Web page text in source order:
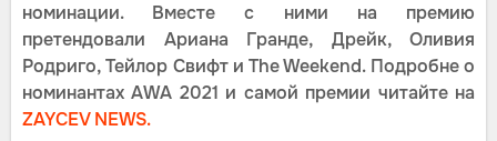
номинации. Вместе с ними на премию
претендовали Ариана Гранде, Дрейк, Оливия
Родриго, Тейлор Свифт и The Weekend. Подробне о
номинантах AWA 2021 и самой премии читайте на
ZAYCEV NEWS.